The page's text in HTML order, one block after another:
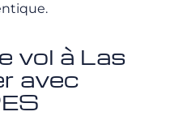
vol à Las
avec